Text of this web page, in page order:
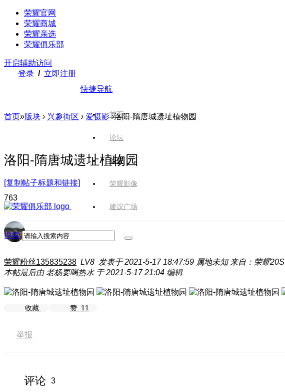
荣耀官网
荣耀商城
荣耀亲选
荣耀俱乐部
开启辅助访问
登录 / 立即注册
快捷导航
首页
论坛
版块
荣耀影像
建议广场
搜索
首页»版块 › 兴趣街区 › 爱摄影 ›洛阳-隋唐城遗址植物园
洛阳-隋唐城遗址植物园
[复制帖子标题和链接]
763
荣耀粉丝135835238 LV8 发表于 2021-5-17 18:47:59 属地未知 来自：荣耀20S
本帖最后由 老杨要喝热水 于 2021-5-17 21:04 编辑
收藏 赞 11
举报
评论 3